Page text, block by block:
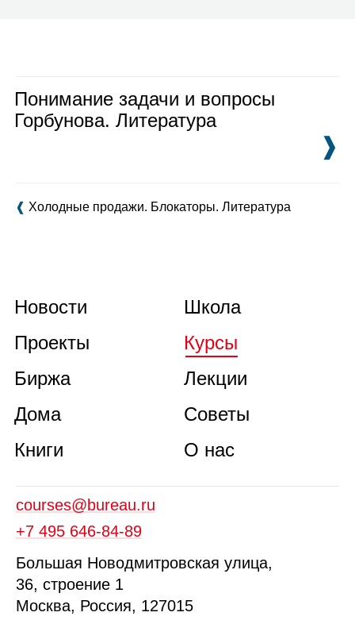
❰ Холодные продажи. Блокаторы. Литература
Понимание задачи и вопросы
Горбунова. Литература
❱
Новости
Проекты
Биржа
Дома
Книги
Школа
Курсы
Лекции
Советы
О нас
courses@bureau.ru
+7 495 646‑84‑89
Большая Новодмитровская улица,
36, строение 1
Москва, Россия, 127015